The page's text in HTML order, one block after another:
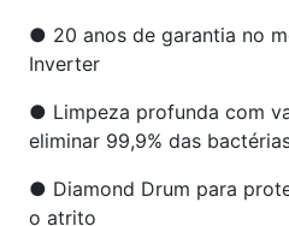
● 20 anos de garantia no
Inverter
● Limpeza profunda com
eliminar 99,9% das
● Diamond Drum para
o atrito